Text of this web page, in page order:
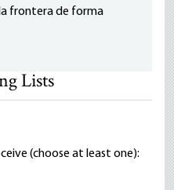
frontera de forma
Lists
(choose at least one):